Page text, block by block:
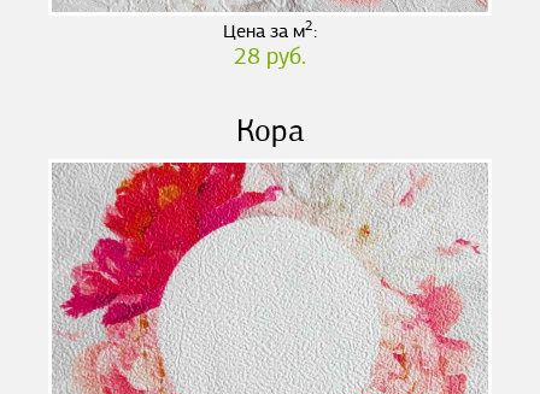
Цена за м2:
28 руб.
Кора